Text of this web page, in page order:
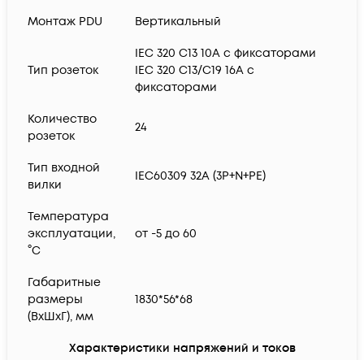
Монтаж PDU Вертикальный
Тип розеток
IEC 320 C13 10А с фиксаторами
IEC 320 C13/C19 16А с
фиксаторами
Количество
розеток
24
Тип входной
вилки
IEC60309 32A (3P+N+PE)
Температура
эксплуатации,
°C
от -5 до 60
Габаритные
размеры
(ВхШхГ), мм
1830*56*68
Характеристики напряжений и токов